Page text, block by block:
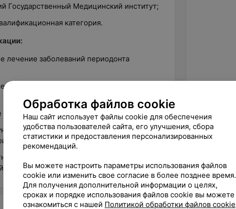
Государственный Медицинский институт;
категория.
лечение заболеваний периодонта
материалы и методы в профилактике и
отбеливания зубов»;
особенности реставрации
групп зубов»;
и малоинвазивное лечение
зуба».
Обработка файлов cookie
Наш сайт использует файлы cookie для обеспечения
удобства пользователей сайта, его улучшения, сбора
статистики и предоставления персонализированных
рекомендаций.
Вы можете настроить параметры использования файлов
cookie или изменить свое согласие в более позднее время.
Для получения дополнительной информации о целях,
сроках и порядке использования файлов cookie вы можете
ознакомиться с нашей Политикой обработки файлов cookie